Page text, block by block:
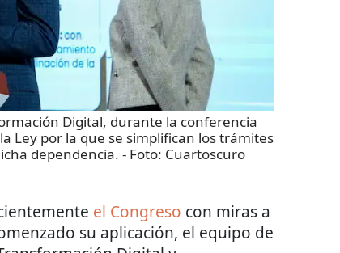
Digital, durante la conferencia
Ley por la que se simplifican los trámites
dependencia. - Foto: Cuartoscuro
el Congreso con miras a
su aplicación, el equipo de